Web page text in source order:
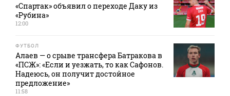
«Спартак» объявил о переходе Даку из
«Рубина»
12:00
ФУТБОЛ
Алаев — о срыве трансфера Батракова в
«ПСЖ»: «Если и уезжать, то как Сафонов.
Надеюсь, он получит достойное
предложение»
11:58